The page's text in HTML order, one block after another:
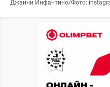
Джанни Инфантино/Фото: